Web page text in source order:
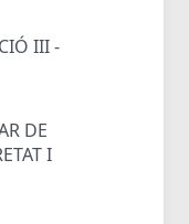
III -
DE
I